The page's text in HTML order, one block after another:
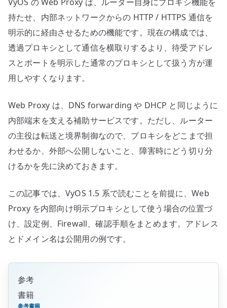
う
へ
の
持たせ、内部ネットワークからの HTTP / HTTPS 通信を
明示的に経由させるための機能です。現在の構成では、
透過プロキシとして通信を横取りするより、待受アドレ
スとポートを明示した通常のプロキシとして扱う方が運
用しやすくなります。
Web Proxy は、DNS forwarding や DHCP と同じように
内部端末を支える補助サービスです。ただし、ルーター
の主役は転送と境界制御なので、プロキシをどこまで担
わせるか、外部へ公開しないこと、障害時にどう切り分
けるかを先に決めておきます。
この記事では、VyOS 1.5 系で読むことを前提に、Web
Proxy を内部向け明示プロキシとして使う場合の位置づ
け、設定例、Firewall、確認手順をまとめます。アドレス
とドメイン名は公開用の例です。
参考
書籍
参考書籍